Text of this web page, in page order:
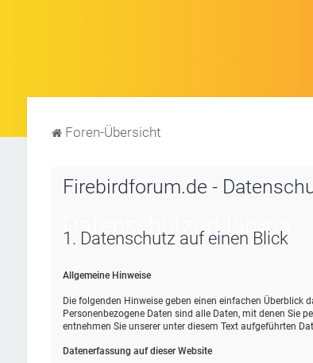
Foren-Übersicht
Firebirdforum.de -
Datenschutz­erklärung
1. Datenschutz auf einen Blick
Allgemeine Hinweise
Die folgenden Hinweise geben einen einfachen Überblick
Personenbezogene Daten sind alle Daten, mit denen
entnehmen Sie unserer unter diesem Text aufgeführten
Datenerfassung auf dieser Website